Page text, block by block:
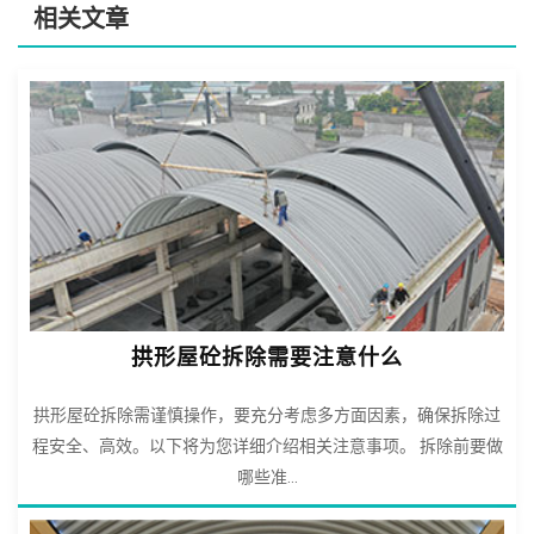
相关文章
拱形屋砼拆除需要注意什么
拱形屋砼拆除需谨慎操作，要充分考虑多方面因素，确保拆除过
程安全、高效。以下将为您详细介绍相关注意事项。 拆除前要做
哪些准...